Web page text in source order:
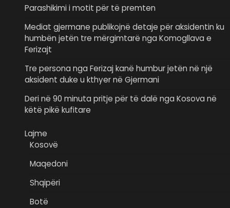
Parashikimi i motit për të premten
Mediat gjermane publikojnë detaje për aksidentin ku
humbën jetën tre mërgimtarë nga Komogllava e
Ferizajt
Tre persona nga Ferizaj kanë humbur jetën në një
aksident duke u kthyer në Gjermani
Deri në 90 minuta pritje për të dalë nga Kosova në
këtë pikë kufitare
Lajme
Kosovë
Maqedoni
Shqipëri
Botë